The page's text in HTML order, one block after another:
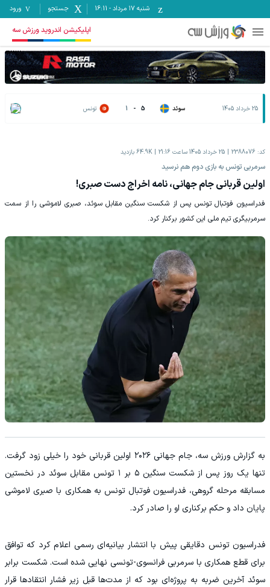
شنبه ۱۷ مرداد -
16:11 جستجو ورود
اپلیکیشن اندروید ورزش سه
25 خرداد 1405 سوئد 5
-
1 تونس
کد: 2388076 25 خرداد 1405 ساعت 21:16 64.9K بازدید
سرمربی تونس به بازی دوم هم نرسید
اولین قربانی جام جهانی، نامه اخراج دست صبری!
فدراسیون فوتبال تونس پس از شکست سنگین مقابل سوئد، صبری لاموشی را از سمت
سرمربیگری تیم ملی این کشور برکنار کرد.
به گزارش ورزش سه، جام جهانی ۲۰۲۶ اولین قربانی خود را خیلی زود گرفت.
تنها یک روز پس از شکست سنگین ۵ بر ۱ تونس مقابل سوئد در نخستین
مسابقه مرحله گروهی، فدراسیون فوتبال تونس به همکاری با صبری لاموشی
پایان داد و حکم برکناری او را صادر کرد.
فدراسیون تونس دقایقی پیش با انتشار بیانیه‌ای رسمی اعلام کرد که توافق
برای قطع همکاری با سرمربی فرانسوی-تونسی نهایی شده است. شکست برابر
سوئد آخرین ضربه به پروژه‌ای بود که از مدت‌ها قبل زیر فشار انتقادها قرار